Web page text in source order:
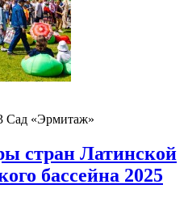
Сад «Эрмитаж»
стран Латинской
бассейна 2025